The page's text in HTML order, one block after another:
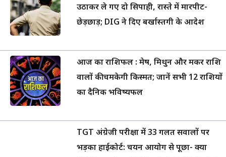
उठाकर ले गए दो सिपाही, रास्ते में मारपीट-
छेड़छाड़; DIG ने दिए बर्खास्तगी के आदेश
आज का राशिफल : मेष, मिथुन और मकर राशि
वालों की चमकेगी किस्मत; जानें सभी 12 राशियों
का दैनिक भविष्यफल
TGT अंग्रेजी परीक्षा में 33 गलत सवालों पर
भड़का हाईकोर्ट: चयन आयोग से पूछा- क्या